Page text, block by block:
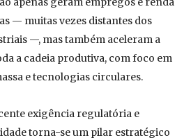
— muitas vezes distantes dos
—, mas também aceleram a
a cadeia produtiva, com foco em
e tecnologias circulares.
exigência regulatória e
torna-se um pilar estratégico